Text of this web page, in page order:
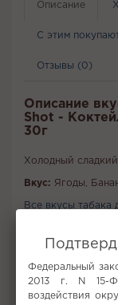
Описание
С этим
Отзывы (0)
Описание
Shot -
30г
Холодный
Вкус: Ягоды,
Все вкусы табака
Не
Федеральный
2013 г. N 15-
воздействия